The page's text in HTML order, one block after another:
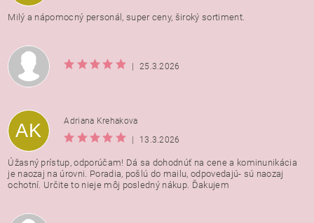
Milý a nápomocný personál, super ceny, široký sortiment.
| 25.3.2026
AK
Adriana Krehakova
|
13.3.2026
Úžasný prístup, odporúčam! Dá sa dohodnúť na cene a kominunikácia
je naozaj na úrovni. Poradia, pošlú do mailu, odpovedajú- sú naozaj
ochotní. Určite to nieje môj posledný nákup. Ďakujem